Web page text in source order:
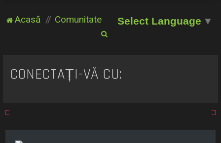
Acasă Comunitate Select Language ▼
t
CONECTAȚI-VĂ CU: